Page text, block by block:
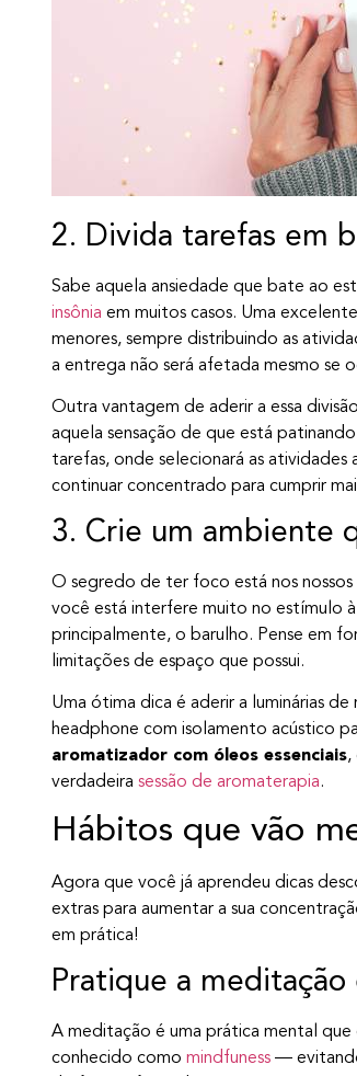
2. Divida tarefas em
Sabe aquela ansiedade que bate ao
insônia em muitos casos. Uma
menores, sempre distribuindo as
a entrega não será afetada mesmo se
Outra vantagem de aderir a essa
aquela sensação de que está
tarefas, onde selecionará as
continuar concentrado para cumprir
3. Crie um ambiente
O segredo de ter foco está nos
você está interfere muito no estímulo à
principalmente, o barulho. Pense em
limitações de espaço que possui.
Uma ótima dica é aderir a luminárias
headphone com isolamento acústico
aromatizador com óleos essenciais,
verdadeira sessão de aromaterapia.
Hábitos que vão
Agora que você já aprendeu dicas
extras para aumentar a sua
em prática!
Pratique a
A meditação é uma prática mental
conhecido como mindfuness —